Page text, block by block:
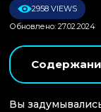
2958 VIEWS
Обновлено: 27.02.2024
Вы